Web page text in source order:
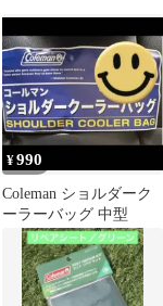
¥990
Coleman ショルダーク
ーラーバッグ 中型